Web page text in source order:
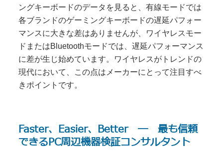
ングキーボードのデータを見ると、有線モードでは
各ブランドのゲーミングキーボードの遅延パフォー
マンスに大きな差はありませんが、ワイヤレスモー
ドまたはBluetoothモードでは、遅延パフォーマンス
に差が生じ始めています。ワイヤレスがトレンドの
現代において、この点はメーカーにとって注目すべ
きポイントです。
Faster、Easier、Better ― 最も信頼
できるPC周辺機器検証コンサルタント